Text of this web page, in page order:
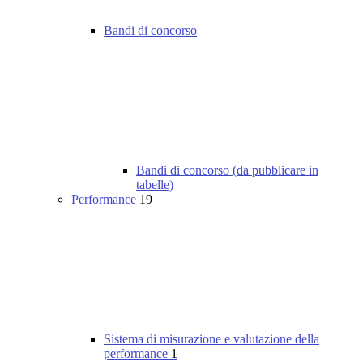
Bandi di concorso
Bandi di concorso (da pubblicare in
tabelle)
Performance 19
Sistema di misurazione e valutazione della
performance 1